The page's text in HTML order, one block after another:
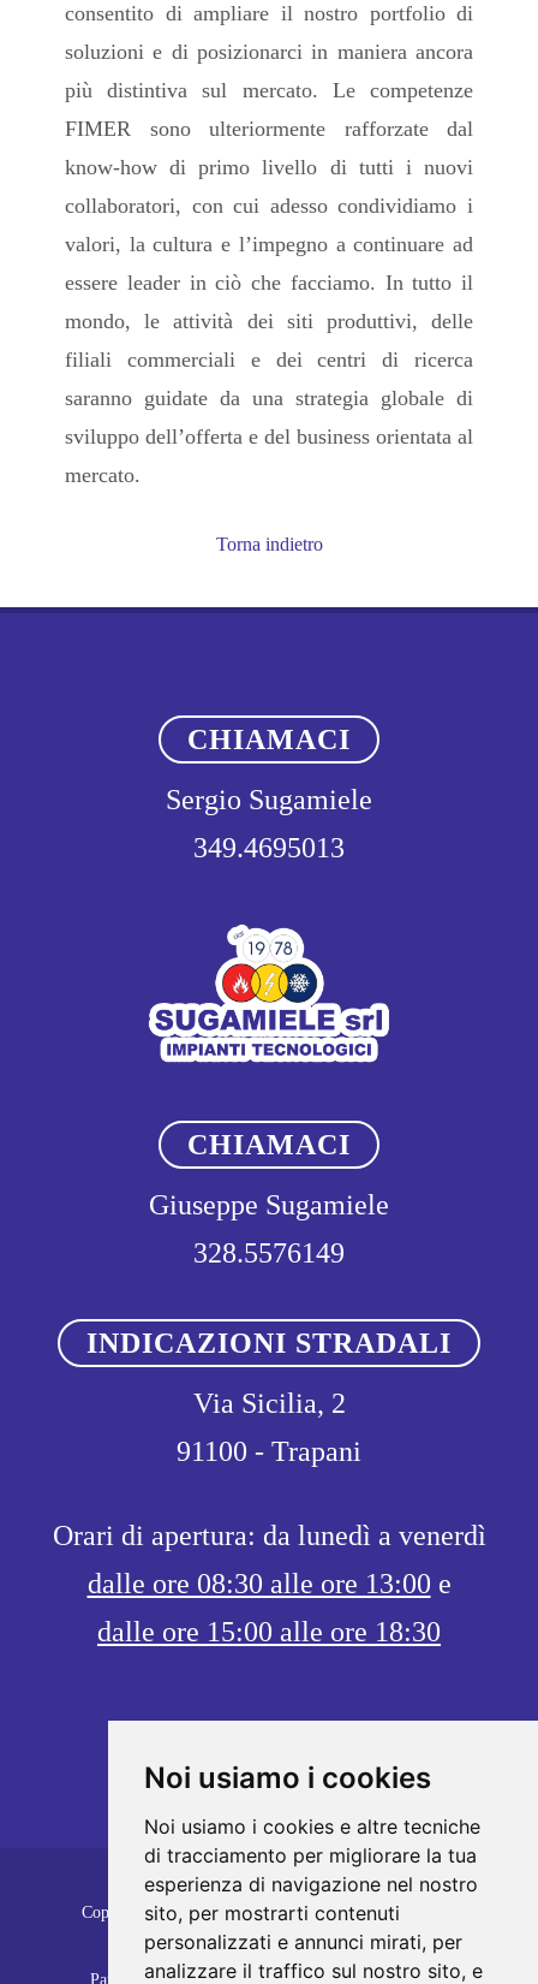
Noi usiamo i cookies
Noi usiamo i cookies e altre tecniche
di tracciamento per migliorare la tua
esperienza di navigazione nel nostro
sito, per mostrarti contenuti
personalizzati e annunci mirati, per
analizzare il traffico sul nostro sito, e
consentito di ampliare il nostro portfolio di
soluzioni e di posizionarci in maniera ancora
più distintiva sul mercato. Le competenze
FIMER sono ulteriormente rafforzate dal
know-how di primo livello di tutti i nuovi
collaboratori, con cui adesso condividiamo i
valori, la cultura e l’impegno a continuare ad
essere leader in ciò che facciamo. In tutto il
mondo, le attività dei siti produttivi, delle
filiali commerciali e dei centri di ricerca
saranno guidate da una strategia globale di
sviluppo dell’offerta e del business orientata al
mercato.
Torna indietro
CHIAMACI
Sergio Sugamiele
349.4695013
CHIAMACI
Giuseppe Sugamiele
328.5576149
INDICAZIONI STRADALI
Via Sicilia, 2
91100 - Trapani
Orari di apertura: da lunedì a venerdì
dalle ore 08:30 alle ore 13:00 e
dalle ore 15:00 alle ore 18:30
Copyrights © 2026 SUGAMIELE S.R.L. Tutti i diritti
riservati.
Partita Iva: 02690750811 /Privacy e Cookie Policy